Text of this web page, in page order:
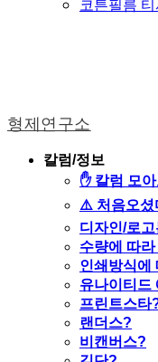
코튼필름
형제연구소
칼럼/정보
✋ 칼럼 모
⚠️ 처음오셨
디자인/로
수량에 따
인쇄방식에
유나이티드
프린트스타
랜더스?
비캔버스?